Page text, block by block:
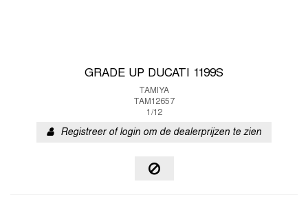
GRADE UP DUCATI 1199S
TAMIYA
TAM12657
1/12
Registreer of login om de dealerprijzen te zien